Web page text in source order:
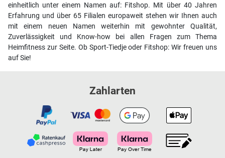
einheitlich unter einem Namen auf: Fitshop. Mit über 40 Jahren
Erfahrung und über 65 Filialen europaweit stehen wir Ihnen auch
mit einem neuen Namen weiterhin mit gewohnter Qualität,
Zuverlässigkeit und Know-how bei allen Fragen zum Thema
Heimfitness zur Seite. Ob Sport-Tiedje oder Fitshop: Wir freuen uns
auf Sie!
Zahlarten